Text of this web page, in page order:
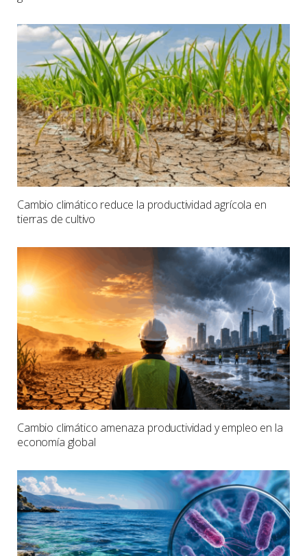
Cambio climático reduce la productividad agrícola en
tierras de cultivo
Cambio climático amenaza productividad y empleo en la
economía global